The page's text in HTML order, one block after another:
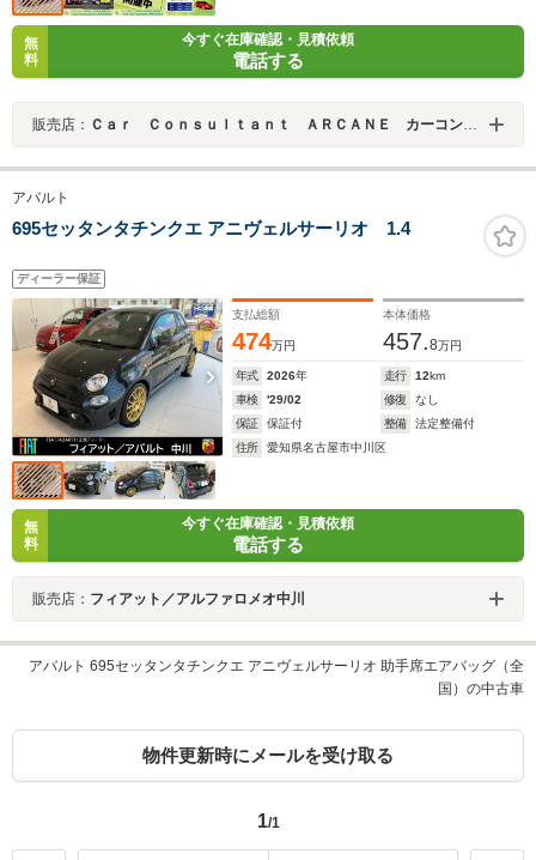
無
料
今すぐ在庫確認・見積依頼
電話する
販売店： Ｃａｒ Ｃｏｎｓｕｌｔａｎｔ ＡＲＣＡＮＥ カーコンサルタントアーケイン
アバルト
695セッタンタチンクエ アニヴェルサーリオ 1.4
ディーラー保証
支払総額
474万円
本体価格
457.8万円
年式 2026年 走行 12km
車検
'29/02 修復
なし
保証
保証付 整備
法定整備付
住所
愛知県名古屋市中川区
無
料
今すぐ在庫確認・見積依頼
電話する
販売店： フィアット／アルファロメオ中川
アバルト 695セッタンタチンクエ アニヴェルサーリオ 助手席エアバッグ（全
国）の中古車
物件更新時にメールを受け取る
1/1